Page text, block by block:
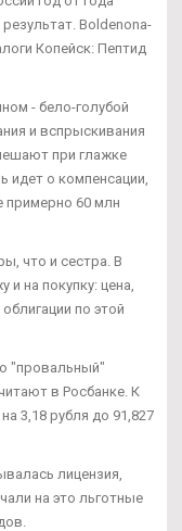
Boldenona-
Копейск: Пептид
- бело-голубой
и вспрыскивания
при глажке
идет о компенсации,
примерно 60 млн
что и сестра. В
на покупку: цена,
по этой
"провальный"
в Росбанке. К
3,18 рубля до 91,827
лицензия,
на это льготные